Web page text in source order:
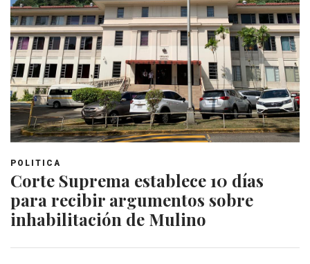
POLITICA
Corte Suprema establece 10 días
para recibir argumentos sobre
inhabilitación de Mulino